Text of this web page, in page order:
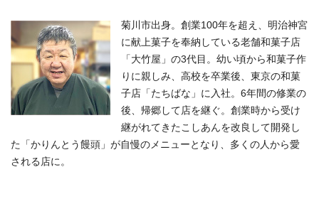
菊川市出身。創業100年を超え、明治神宮
に献上菓子を奉納している老舗和菓子店
「大竹屋」の3代目。幼い頃から和菓子作
りに親しみ、高校を卒業後、東京の和菓
子店「たちばな」に入社。6年間の修業の
後、帰郷して店を継ぐ。創業時から受け
継がれてきたこしあんを改良して開発し
た「かりんとう饅頭」が自慢のメニューとなり、多くの人から愛
される店に。